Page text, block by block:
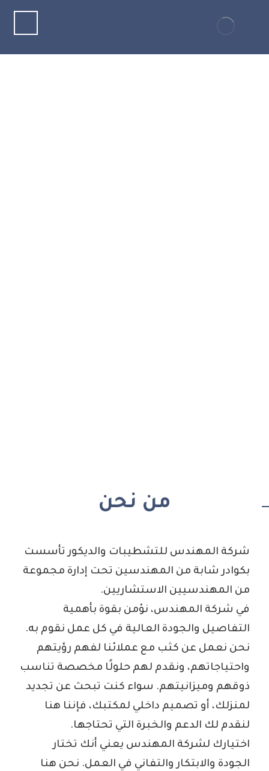
من نحن
شركة المهندس للتشطيبات والديكور تأسست
بكوادر شابة من المهندسين تحت إدارة مجموعة
من المهندسيين الاستشاريين.
في شركة المهندس، نؤمن بقوة بأهمية
التفاصيل والجودة العالية في كل عمل نقوم به.
نحن نعمل عن كثب مع عملائنا لفهم رؤيتهم
واحتياجاتهم، ونقدم لهم حلولًا مخصصة تناسب
ذوقهم وميزانيتهم. سواء كنت تبحث عن تجديد
لمنزلك، أو تصميم داخلي لمكتبك، فإننا هنا
لنقدم لك الدعم والخبرة التي تحتاجها.
اختيارك لشركة المهندس يعني أنك تختار
الجودة والابتكار والتفاني في العمل. نحن هنا